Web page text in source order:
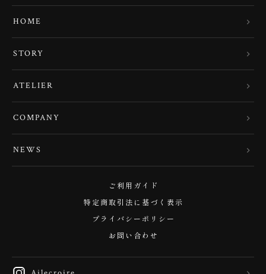
HOME
STORY
ATELIER
COMPANY
NEWS
ご利用ガイド
特定商取引法に基づく表示
プライバシーポリシー
お問い合わせ